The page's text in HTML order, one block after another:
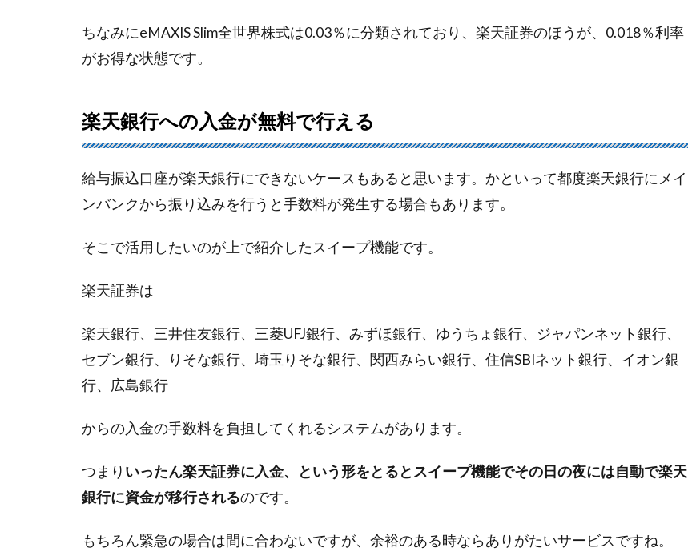
ちなみにeMAXIS Slim全世界株式は0.03％に分類されており、楽天証券のほうが、0.018％利率
がお得な状態です。
楽天銀行への入金が無料で行える
給与振込口座が楽天銀行にできないケースもあると思います。かといって都度楽天銀行にメイ
ンバンクから振り込みを行うと手数料が発生する場合もあります。
そこで活用したいのが上で紹介したスイープ機能です。
楽天証券は
楽天銀行、三井住友銀行、三菱UFJ銀行、みずほ銀行、ゆうちょ銀行、ジャパンネット銀行、
セブン銀行、りそな銀行、埼玉りそな銀行、関西みらい銀行、住信SBIネット銀行、イオン銀
行、広島銀行
からの入金の手数料を負担してくれるシステムがあります。
つまり いったん楽天証券に入金、という形をとるとスイープ機能でその日の夜には自動で楽天
銀行に資金が移行されるのです。
もちろん緊急の場合は間に合わないですが、余裕のある時ならありがたいサービスですね。